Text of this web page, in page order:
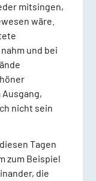
mitsingen,
wäre.
und bei
nicht sein
Tagen
zum Beispiel
die